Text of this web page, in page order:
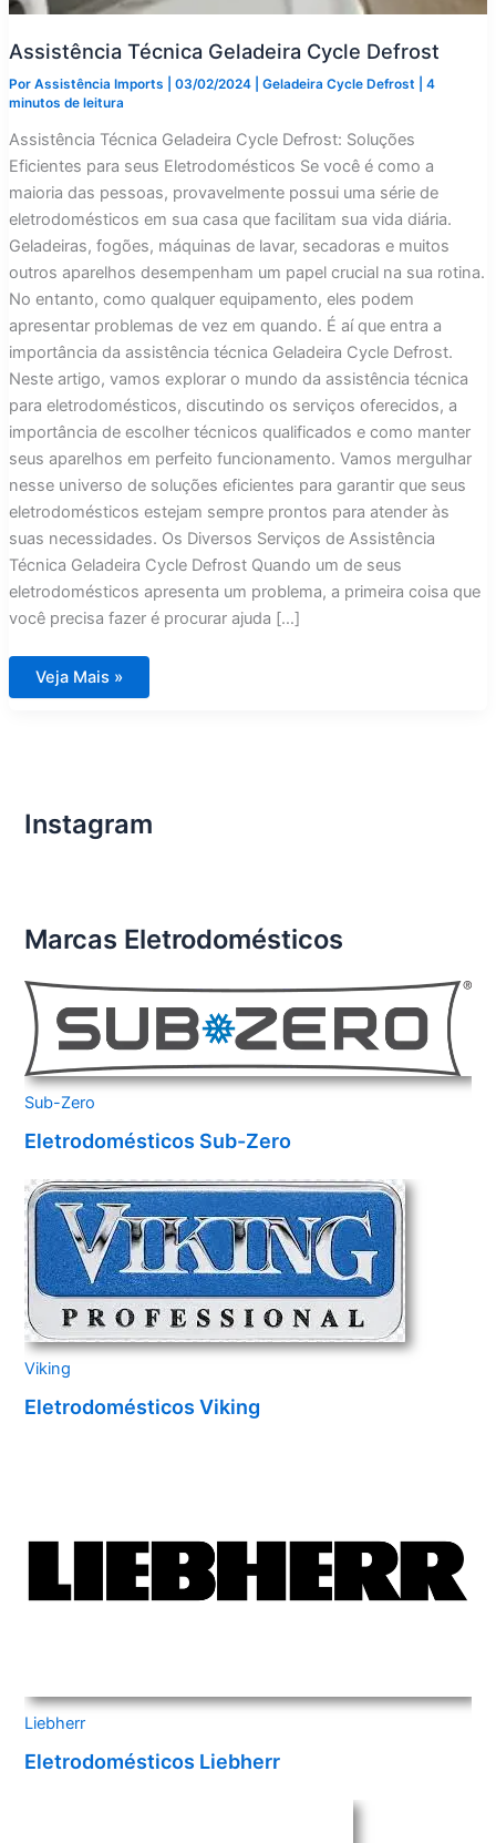
Assistência Técnica Geladeira Cycle Defrost
Por Assistência Imports 03/02/2024 Geladeira Cycle Defrost
4
minutos de leitura
Assistência Técnica Geladeira Cycle Defrost: Soluções
Eficientes para seus Eletrodomésticos Se você é como a
maioria das pessoas, provavelmente possui uma série de
eletrodomésticos em sua casa que facilitam sua vida diária.
Geladeiras, fogões, máquinas de lavar, secadoras e muitos
outros aparelhos desempenham um papel crucial na sua rotina.
No entanto, como qualquer equipamento, eles podem
apresentar problemas de vez em quando. É aí que entra a
importância da assistência técnica Geladeira Cycle Defrost.
Neste artigo, vamos explorar o mundo da assistência técnica
para eletrodomésticos, discutindo os serviços oferecidos, a
importância de escolher técnicos qualificados e como manter
seus aparelhos em perfeito funcionamento. Vamos mergulhar
nesse universo de soluções eficientes para garantir que seus
eletrodomésticos estejam sempre prontos para atender às
suas necessidades. Os Diversos Serviços de Assistência
Técnica Geladeira Cycle Defrost Quando um de seus
eletrodomésticos apresenta um problema, a primeira coisa que
você precisa fazer é procurar ajuda […]
Assistência
Técnica
Veja Mais »
Instagram
Marcas Eletrodomésticos
Sub-Zero
Eletrodomésticos Sub-Zero
Viking
Eletrodomésticos Viking
Liebherr
Eletrodomésticos Liebherr